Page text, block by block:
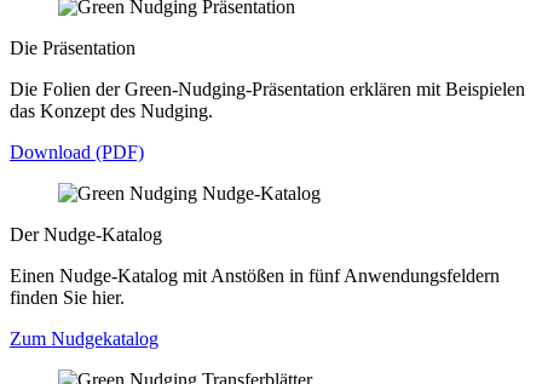
Die Präsentation
Die Folien der Green-Nudging-Präsentation erklären mit Beispielen
das Konzept des Nudging.
Download (PDF)
Der Nudge-Katalog
Einen Nudge-Katalog mit Anstößen in fünf Anwendungsfeldern
finden Sie hier.
Zum Nudgekatalog